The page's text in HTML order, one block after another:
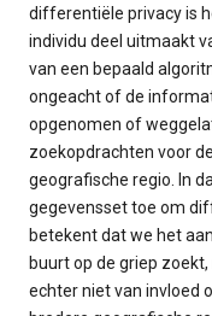
differentiële privacy is
individu deel uitmaakt
van een bepaald
ongeacht of de
opgenomen of
zoekopdrachten voor
geografische regio. In
gegevensset toe om
betekent dat we het
buurt op de griep
echter niet van invloed